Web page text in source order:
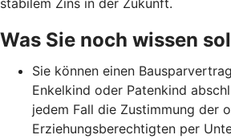
stabilem Zins in der Zukunft.
Was Sie noch wissen
Sie können einen
Enkelkind oder Patenkind
jedem Fall die Zustimmung der
Erziehungsberechtigten per